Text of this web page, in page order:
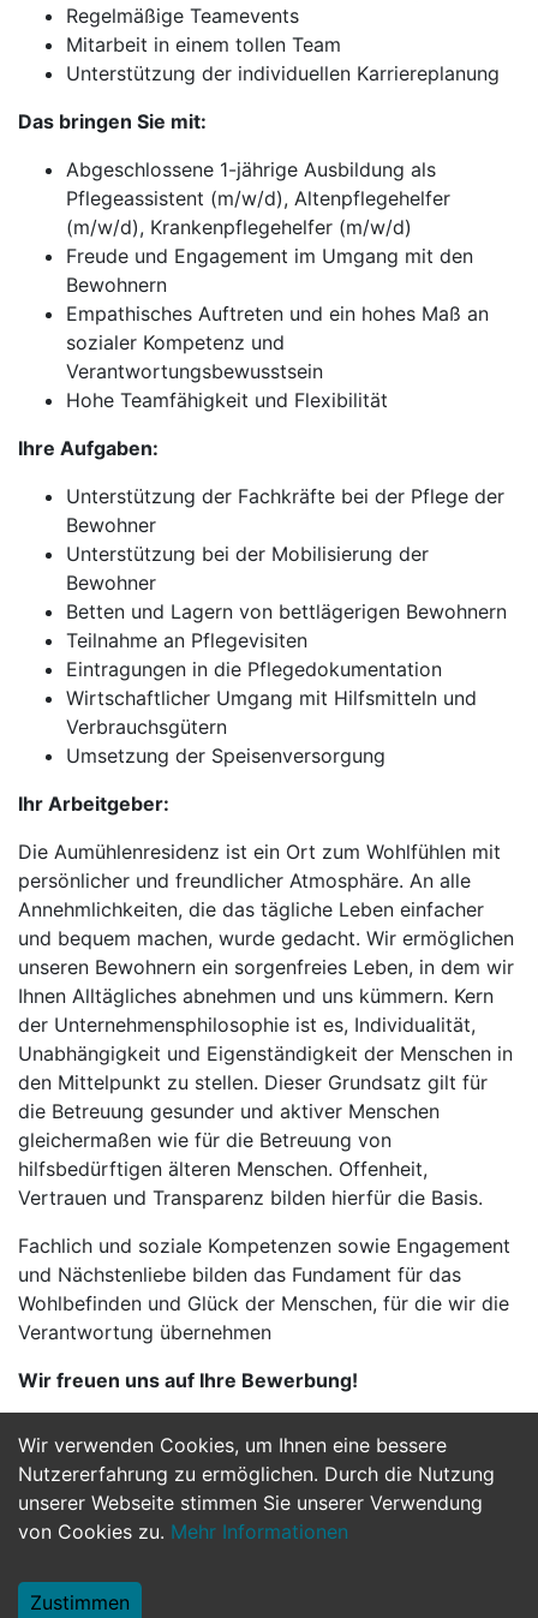
Wir verwenden Cookies, um Ihnen eine bessere
Nutzererfahrung zu ermöglichen. Durch die Nutzung
unserer Webseite stimmen Sie unserer Verwendung
von Cookies zu. Mehr Informationen
Zustimmen
Regelmäßige Teamevents
Mitarbeit in einem tollen Team
Unterstützung der individuellen Karriereplanung
Das bringen Sie mit:
Abgeschlossene 1-jährige Ausbildung als
Pflegeassistent (m/w/d), Altenpflegehelfer
(m/w/d), Krankenpflegehelfer (m/w/d)
Freude und Engagement im Umgang mit den
Bewohnern
Empathisches Auftreten und ein hohes Maß an
sozialer Kompetenz und
Verantwortungsbewusstsein
Hohe Teamfähigkeit und Flexibilität
Ihre Aufgaben:
Unterstützung der Fachkräfte bei der Pflege der
Bewohner
Unterstützung bei der Mobilisierung der
Bewohner
Betten und Lagern von bettlägerigen Bewohnern
Teilnahme an Pflegevisiten
Eintragungen in die Pflegedokumentation
Wirtschaftlicher Umgang mit Hilfsmitteln und
Verbrauchsgütern
Umsetzung der Speisenversorgung
Ihr Arbeitgeber:
Die Aumühlenresidenz ist ein Ort zum Wohlfühlen mit
persönlicher und freundlicher Atmosphäre. An alle
Annehmlichkeiten, die das tägliche Leben einfacher
und bequem machen, wurde gedacht. Wir ermöglichen
unseren Bewohnern ein sorgenfreies Leben, in dem wir
Ihnen Alltägliches abnehmen und uns kümmern. Kern
der Unternehmensphilosophie ist es, Individualität,
Unabhängigkeit und Eigenständigkeit der Menschen in
den Mittelpunkt zu stellen. Dieser Grundsatz gilt für
die Betreuung gesunder und aktiver Menschen
gleichermaßen wie für die Betreuung von
hilfsbedürftigen älteren Menschen. Offenheit,
Vertrauen und Transparenz bilden hierfür die Basis.
Fachlich und soziale Kompetenzen sowie Engagement
und Nächstenliebe bilden das Fundament für das
Wohlbefinden und Glück der Menschen, für die wir die
Verantwortung übernehmen
Wir freuen uns auf Ihre Bewerbung!
Jetzt Bewerben